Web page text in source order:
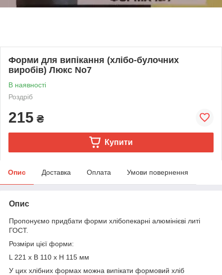
Форми для випікання (хлібо-булочних
виробів) Люкс No7
В наявності
Роздріб
215 ₴
Купити
Опис Доставка Оплата Умови повернення
Опис
Пропонуємо придбати форми хлібопекарні алюмінієві литі
ГОСТ.
Розміри цієї форми:
L 221 x B 110 x H 115 мм
У цих хлібних формах можна випікати формовий хліб